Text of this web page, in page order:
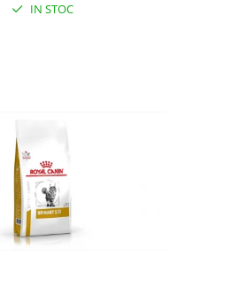
IN STOC